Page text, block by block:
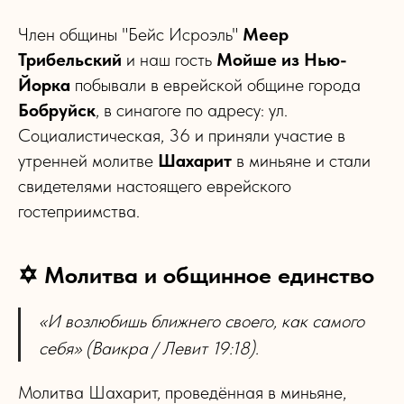
Член общины "Бейс Исроэль" Меер
Трибельский и наш гость Мойше из Нью-
Йорка побывали в еврейской общине города
Бобруйск, в синагоге по адресу: ул.
Социалистическая, 36 и приняли участие в
утренней молитве Шахарит в миньяне и стали
свидетелями настоящего еврейского
гостеприимства.
✡ Молитва и общинное единство
«И возлюбишь ближнего своего, как самого
себя» (Ваикра / Левит 19:18).
Молитва Шахарит, проведённая в миньяне,